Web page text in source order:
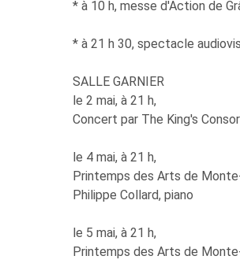
* à 10 h, messe d'Action de
* à 21 h 30, spectacle
SALLE GARNIER
le 2 mai, à 21 h,
Concert par The King's
le 4 mai, à 21 h,
Printemps des Arts de
Philippe Collard, piano
le 5 mai, à 21 h,
Printemps des Arts de